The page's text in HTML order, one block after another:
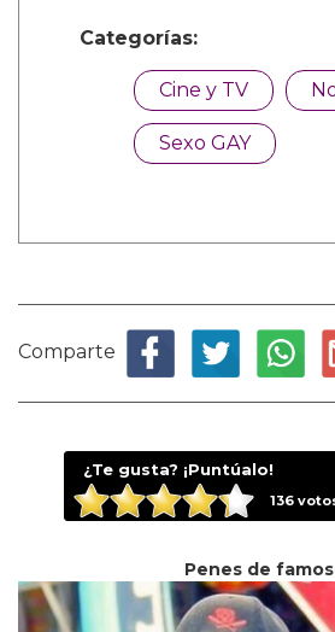
Categorías:
Cine y TV
Sexo GAY
Comparte
¿Te gusta? ¡Puntúalo!
136
Penes de